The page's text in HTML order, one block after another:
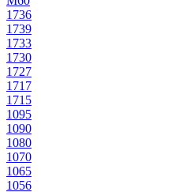
1736
1739
1733
1730
1727
1717
1715
1095
1090
1080
1070
1065
1056